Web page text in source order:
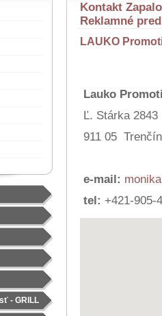
- GRILL
Kontakt
Reklamné
LAUKO
Lauko
Ľ. Stárka 2843
911 05 Trenčín
e-mail:
tel: +421-905-